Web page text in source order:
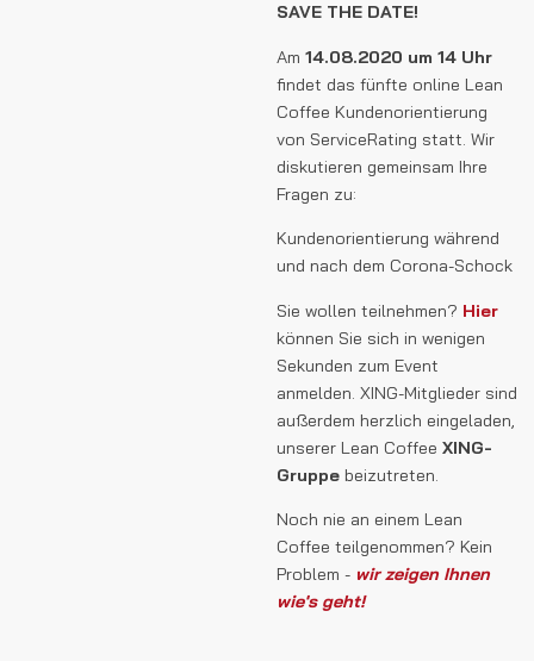
SAVE THE DATE!
Am 14.08.2020 um 14 Uhr
findet das fünfte online Lean
Coffee Kundenorientierung
von ServiceRating statt. Wir
diskutieren gemeinsam Ihre
Fragen zu:
Kundenorientierung während
und nach dem Corona-Schock
Sie wollen teilnehmen? Hier
können Sie sich in wenigen
Sekunden zum Event
anmelden. XING-Mitglieder sind
außerdem herzlich eingeladen,
unserer Lean Coffee XING-
Gruppe beizutreten.
Noch nie an einem Lean
Coffee teilgenommen? Kein
Problem - wir zeigen Ihnen
wie's geht!